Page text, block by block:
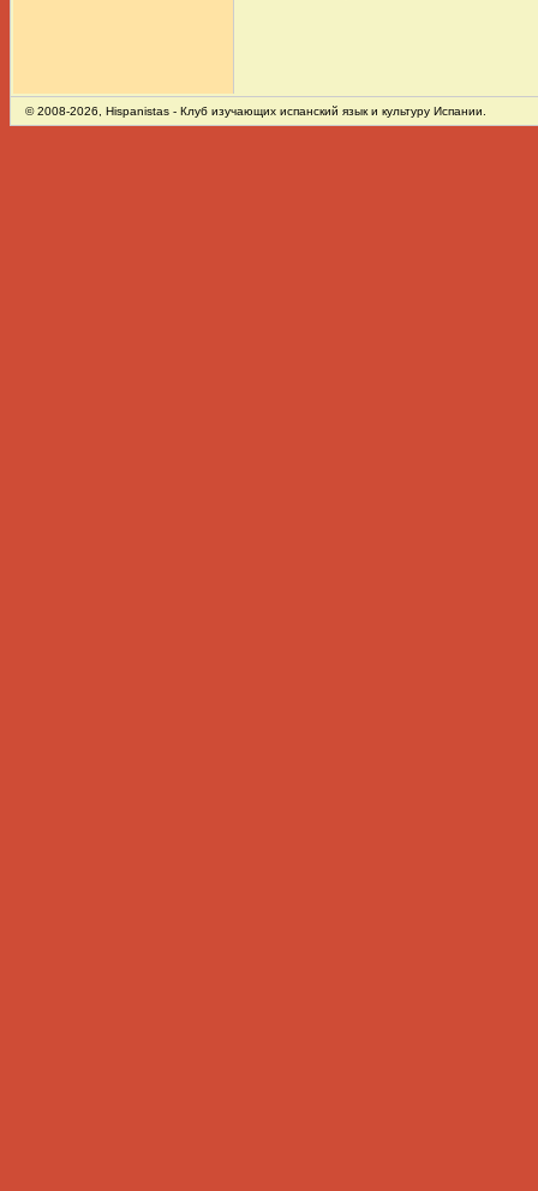
© 2008-2026, Hispanistas - Клуб изучающих испанский язык и культуру Испании.